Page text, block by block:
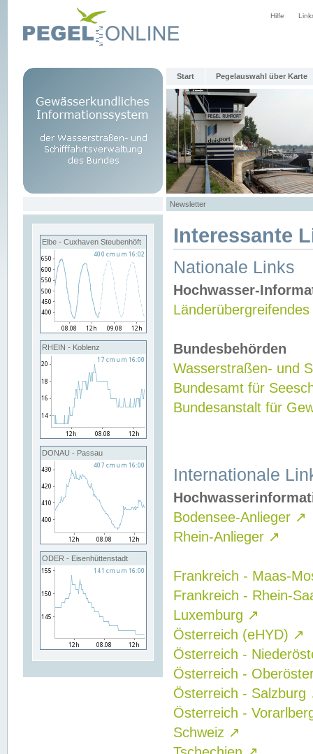
Hilfe
Start Pegelauswahl über Karte
Newsletter
Elbe - Cuxhaven Steubenhöft
RHEIN - Koblenz
DONAU - Passau
ODER - Eisenhüttenstadt
Interessante
Nationale Links
Hochwasser-
Bundesbehörden
Wasserstraßen- und
Bundesamt für
Bundesanstalt für
Internationale
Bodensee-Anlieger ↗
Rhein-Anlieger ↗
Frankreich - Maas-
Frankreich - Rhein-
Luxemburg ↗
Österreich (eHYD) ↗
Österreich -
Österreich -
Österreich - Salzburg
Österreich -
Schweiz ↗